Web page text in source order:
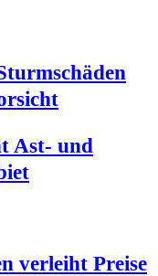
Ast- und
ver­leiht Prei­se